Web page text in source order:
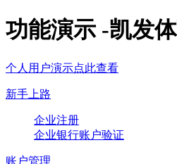
功能演示 -凯发
个人用户演示点此查看
新手上路
企业注册
企业银行账户验证
账户管理